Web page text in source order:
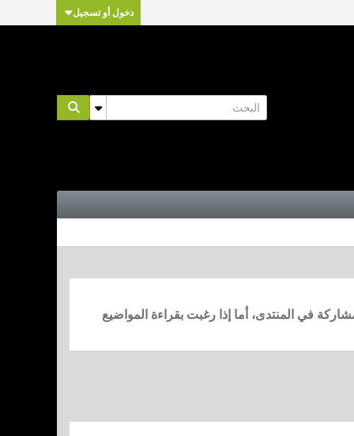
دخول أو تسجيل
في المنتدى، أما إذا رغبت بقراءة المواضيع